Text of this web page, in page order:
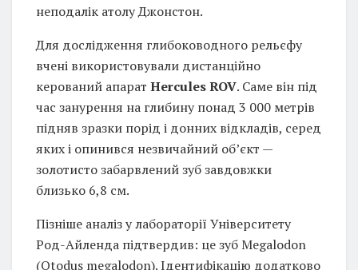
неподалік атолу Джонстон.
Для дослідження глибоководного рельєфу
вчені використовували дистанційно
керований апарат Hercules ROV. Саме він під
час занурення на глибину понад 3 000 метрів
підняв зразки порід і донних відкладів, серед
яких і опинився незвичайний об’єкт —
золотисто забарвлений зуб завдовжки
близько 6,8 см.
Пізніше аналіз у лабораторії Університету
Род-Айленда підтвердив: це зуб Megalodon
(Otodus megalodon). Ідентифікацію додатково